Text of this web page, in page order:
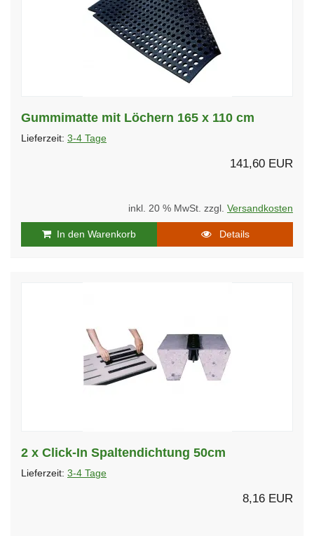
Gummimatte mit Löchern 165 x 110 cm
Lieferzeit: 3-4 Tage
141,60 EUR
inkl. 20 % MwSt. zzgl. Versandkosten
In den Warenkorb Details
2 x Click-In Spaltendichtung 50cm
Lieferzeit: 3-4 Tage
8,16 EUR